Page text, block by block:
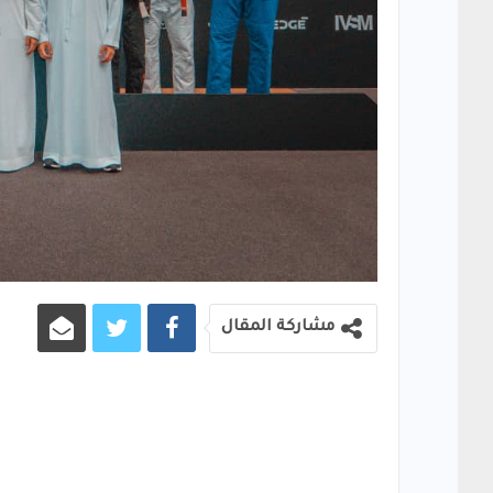
مشاركة المقال